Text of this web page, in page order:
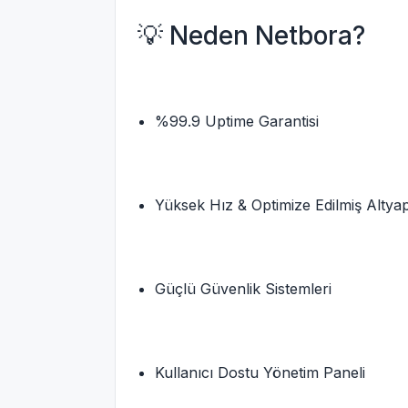
💡 Neden Netbora?
%99.9 Uptime Garantisi
Yüksek Hız & Optimize Edilmiş
Güçlü Güvenlik Sistemleri
Kullanıcı Dostu Yönetim Paneli